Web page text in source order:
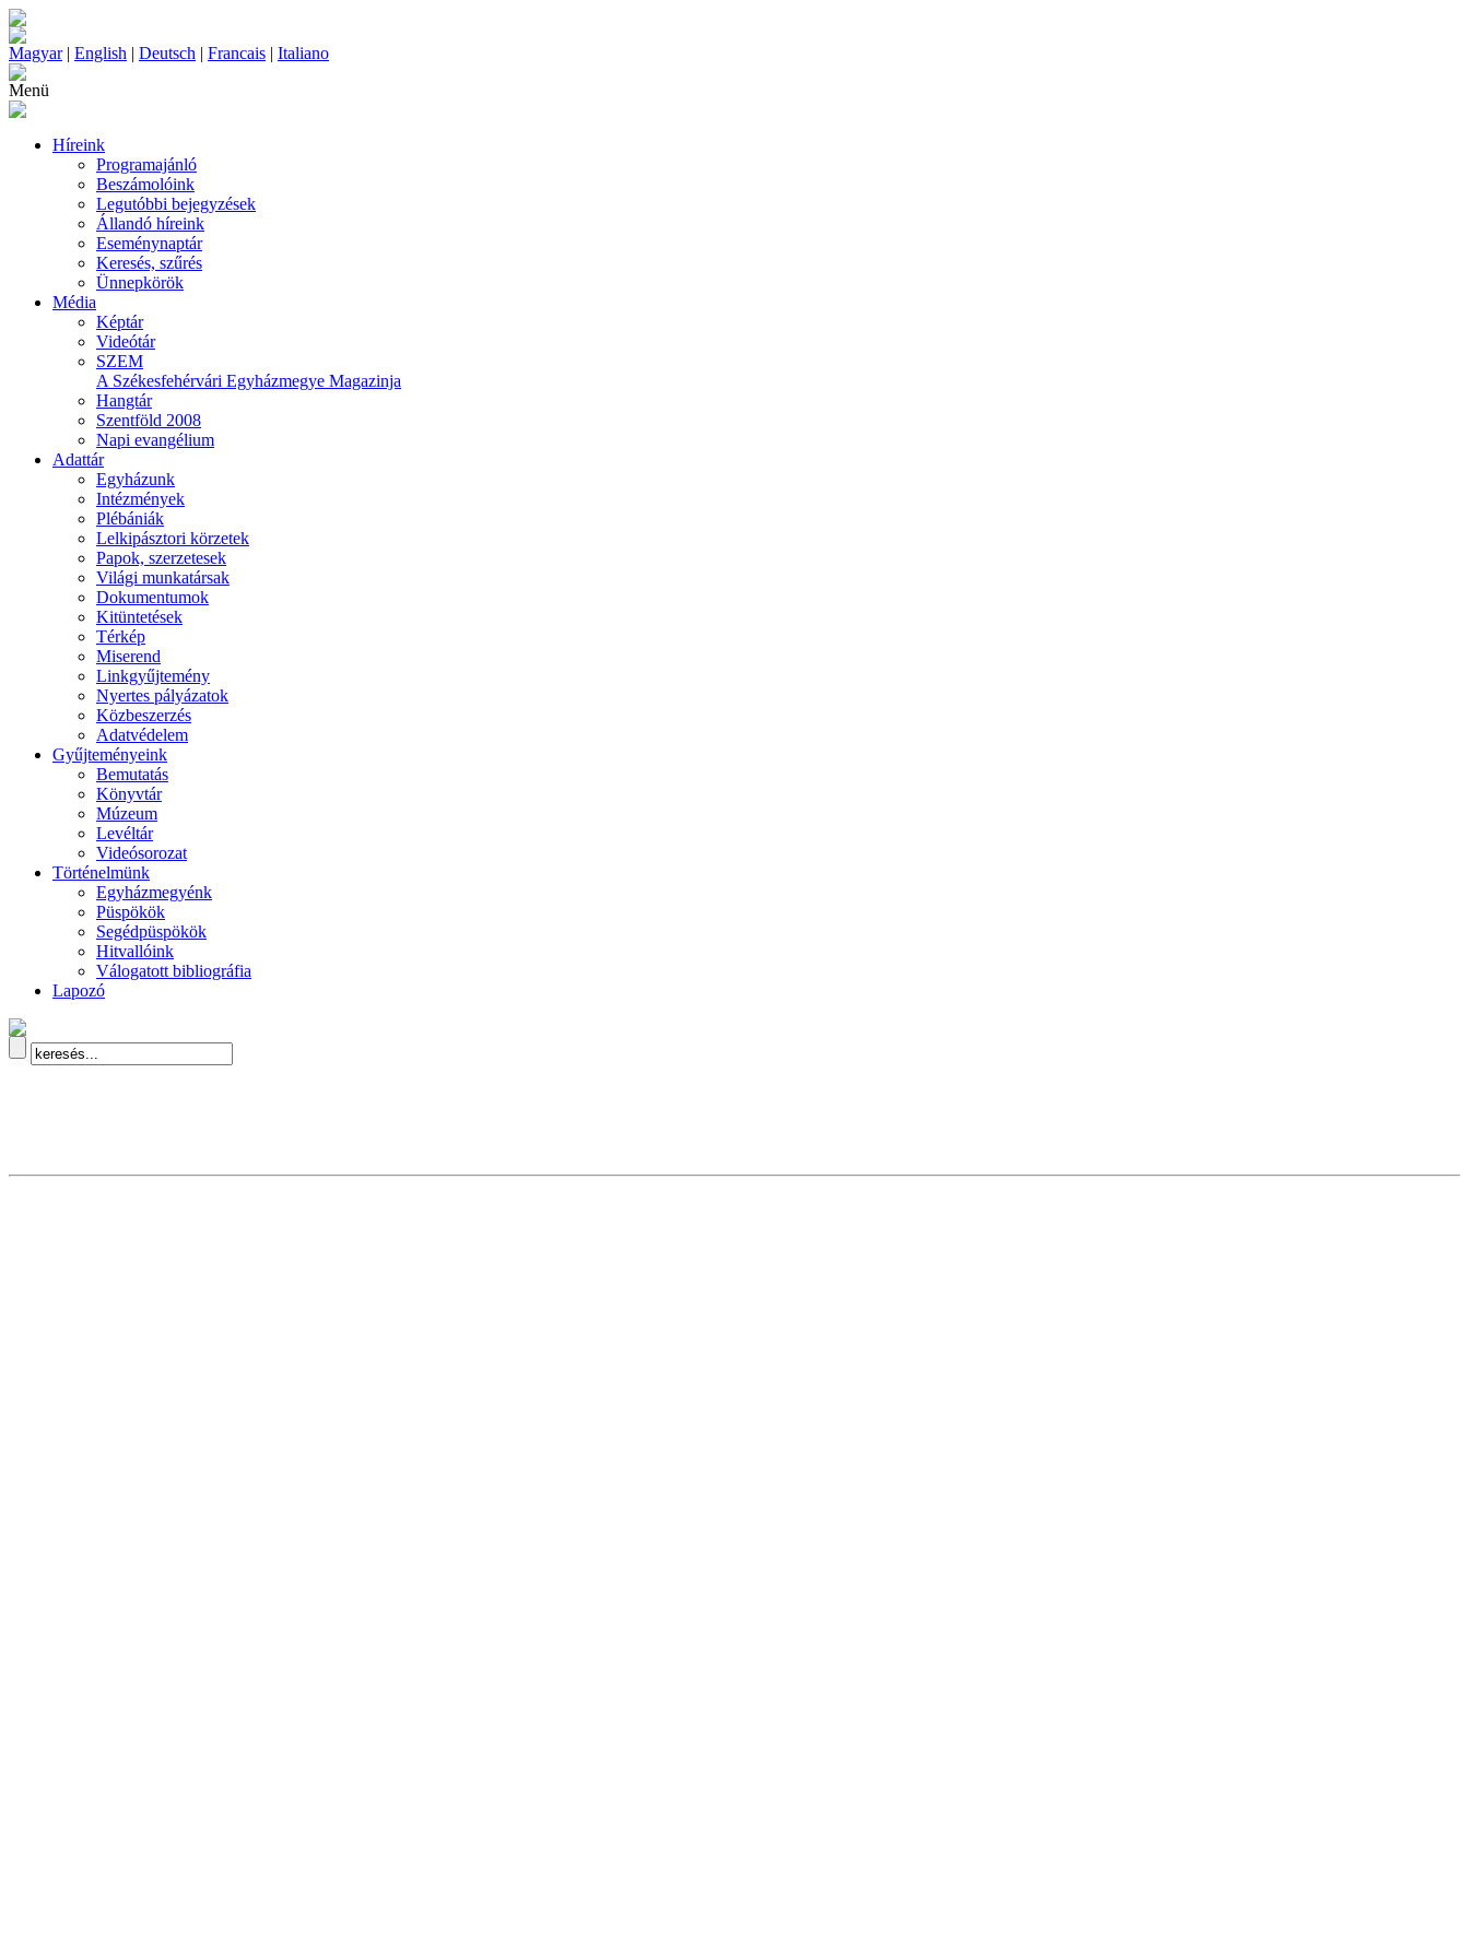
Magyar| English | Deutsch | Francais | Italiano
Menü
Híreink
Programajánló
Beszámolóink
Legutóbbi bejegyzések
Állandó híreink
Eseménynaptár
Keresés, szűrés
Ünnepkörök
Média
Képtár
Videótár
SZEM
A Székesfehérvári Egyházmegye Magazinja
Hangtár
Szentföld 2008
Napi evangélium
Adattár
Egyházunk
Intézmények
Plébániák
Lelkipásztori körzetek
Papok, szerzetesek
Világi munkatársak
Dokumentumok
Kitüntetések
Térkép
Miserend
Linkgyűjtemény
Nyertes pályázatok
Közbeszerzés
Adatvédelem
Gyűjteményeink
Bemutatás
Könyvtár
Múzeum
Levéltár
Videósorozat
Történelmünk
Egyházmegyénk
Püspökök
Segédpüspökök
Hitvallóink
Válogatott bibliográfia
Lapozó